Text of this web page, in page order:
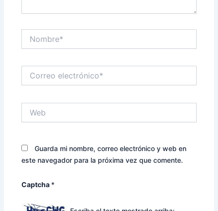
electrónico*
Guarda mi nombre, correo electrónico y web en
este navegador para la próxima vez que comente.
Captcha *